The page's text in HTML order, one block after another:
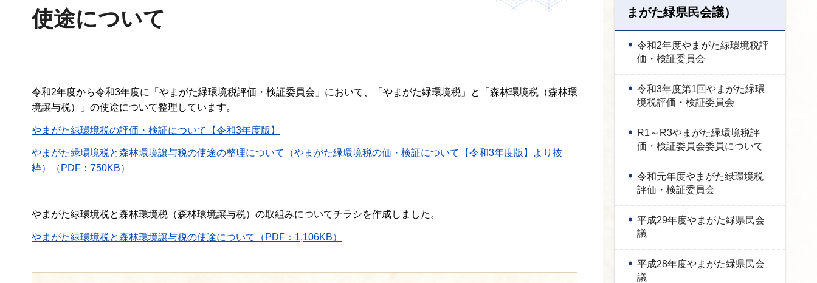
使途について
令和2年度から令和3年度に「やまがた緑環境税評価・検証委員会」において、「やまがた緑環境税」と「森林環境税（森林環
境譲与税）」の使途について整理しています。
やまがた緑環境税の評価・検証について【令和3年度版】
やまがた緑環境税と森林環境譲与税の使途の整理について（やまがた緑環境税の価・検証について【令和3年度版】より抜
粋）（PDF：750KB）
やまがた緑環境税と森林環境税（森林環境譲与税）の取組みについてチラシを作成しました。
やまがた緑環境税と森林環境譲与税の使途について（PDF：1,106KB）
まがた緑県民会議）
令和2年度やまがた緑環境税評
価・検証委員会
令和3年度第1回やまがた緑環
境税評価・検証委員会
R1～R3やまがた緑環境税評
価・検証委員会委員について
令和元年度やまがた緑環境税
評価・検証委員会
平成29年度やまがた緑県民会
議
平成28年度やまがた緑県民会
議